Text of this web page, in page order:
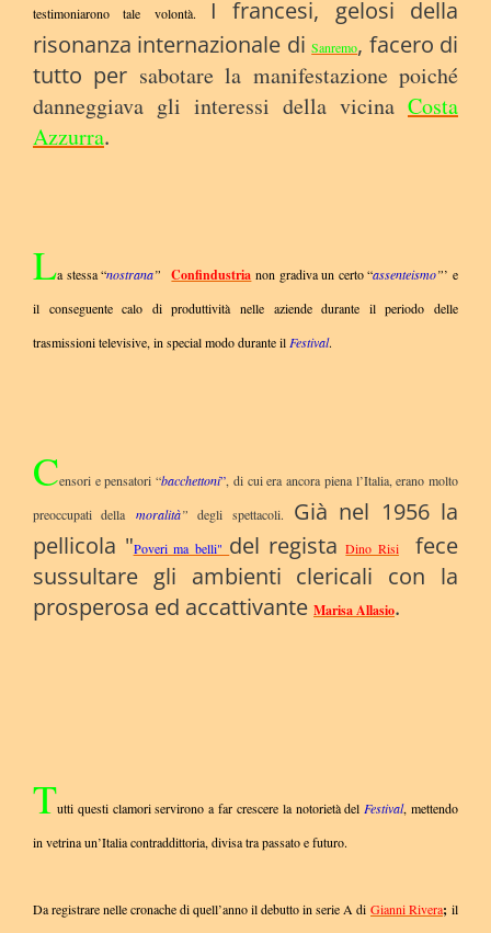
testimoniarono tale volontà.
I francesi, gelosi della
risonanza internazionale diSanremo, facero di
tutto per sabotare la manifestazione poiché
danneggiava gli interessi della vicina Costa
Azzurra.
La stessa “nostrana” Confindustria non gradiva un certo “assenteismo”’ e
il conseguente calo di produttività nelle aziende durante il periodo delle
trasmissioni televisive, in special modo durante il Festival.
Censori e pensatori “bacchettoni”, di cui era ancora piena l’Italia, erano molto
preoccupati della moralità”degli spettacoli. Già nel 1956 la
pellicola "Poveri ma belli" del registaDino Risifece
sussultare gli ambienti clericali con la
prosperosa ed accattivante Marisa Allasio.
Tutti questi clamori servirono a far crescere la notorietà del Festival, mettendo
in vetrina un’Italia contraddittoria, divisa tra passato e futuro.
Da registrare nelle cronache di quell’anno il debutto in serie A di Gianni Rivera; il